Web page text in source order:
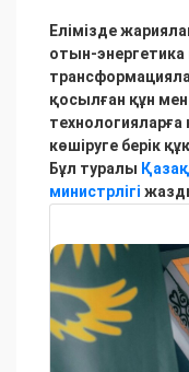
Елімізде
отын-
қосылған құн
технологияларға
көшіруге берік
Бұл туралы
министрлігі